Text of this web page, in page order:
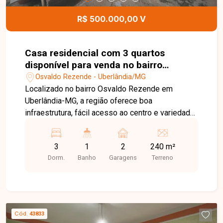
R$ 500.000,00 V
Casa residencial com 3 quartos
disponível para venda no bairro
Osvaldo Rezende em Uberlândia-MG
Osvaldo Rezende - Uberlândia/MG
Localizado no bairro Osvaldo Rezende em
Uberlândia-MG, a região oferece boa
infraestrutura, fácil acesso ao centro e variedade
praticidade no dia a dia. A casa possui
aproximadamente 98 m² de área construída em
terreno de 240 m², composta por sala, 3 quartos,
conhecer essa oportunidade.
3
Dorm.
1
Banho
2
Garagens
240 m²
Terreno
Cód. 43833